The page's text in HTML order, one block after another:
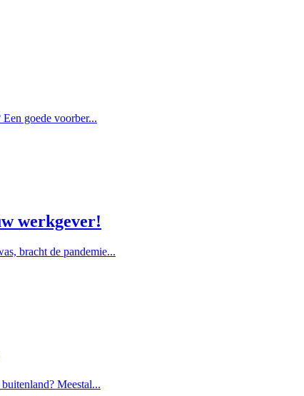
goede voorber...
werkgever!
bracht de pandemie...
Meestal...